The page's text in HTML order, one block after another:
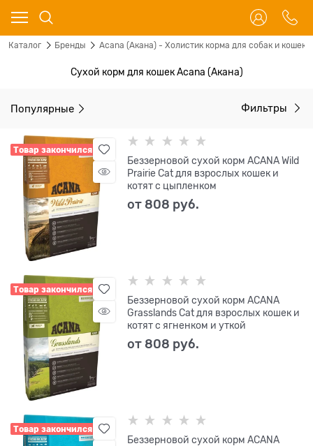
Каталог Бренды Acana (Акана) - Холистик корма для собак и кошек
Сухой корм для кошек Acana (Акана)
Популярные Фильтры
Товар закончился
Беззерновой сухой корм ACANA Wild
Prairie Cat для взрослых кошек и
котят с цыпленком
от 808 руб.
Товар закончился
Беззерновой сухой корм ACANA
Grasslands Cat для взрослых кошек и
котят с ягненком и уткой
от 808 руб.
Товар закончился
Беззерновой сухой корм ACANA